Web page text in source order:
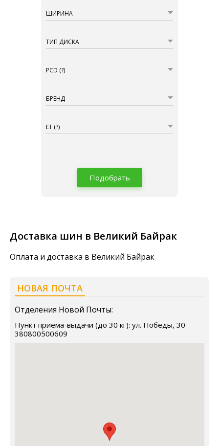
ШИРИНА
ТИП ДИСКА
PCD (?)
БРЕНД
ET (?)
Подобрать
Доставка шин в Великий Байрак
Оплата и доставка в Великий Байрак
НОВАЯ ПОЧТА
Отделения Новой Почты:
Пункт приема-выдачи (до 30 кг): ул. Победы, 30
380800500609